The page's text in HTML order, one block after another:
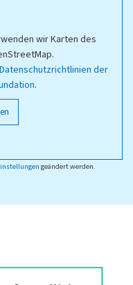
wir Karten des
Datenschutzrichtlinien der
.
geändert werden.